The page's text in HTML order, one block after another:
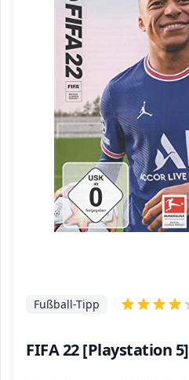
FIFA 22 [Playstation 5]
Fußball-Tipp